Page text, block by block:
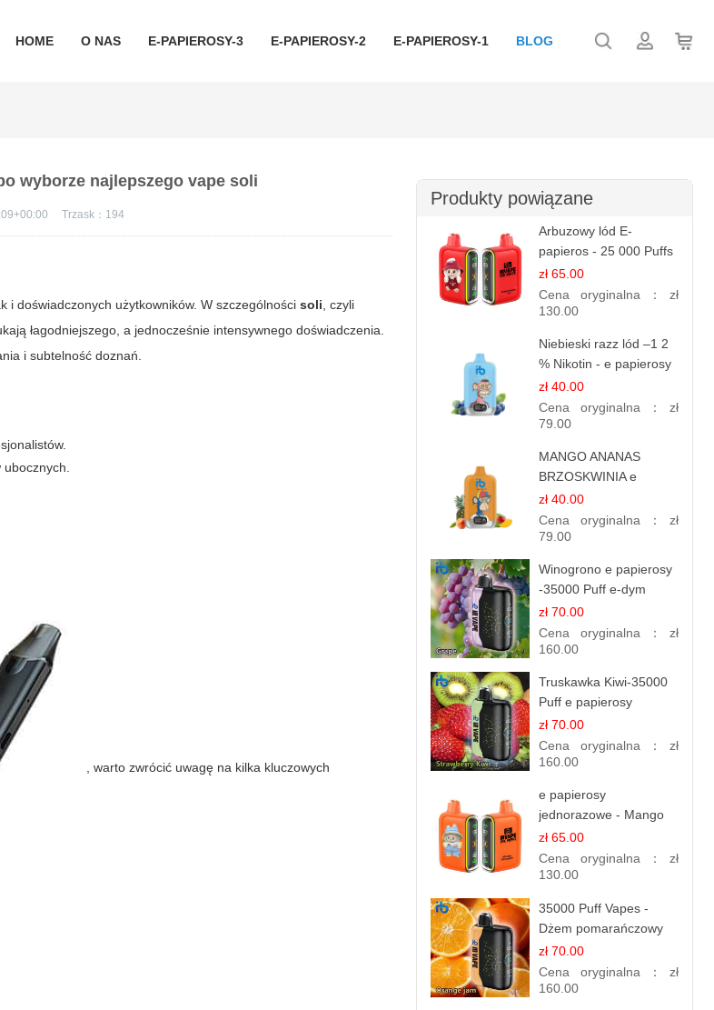
HOME O NAS E-PAPIEROSY-3 E-PAPIEROSY-2 E-PAPIEROSY-1 BLOG
wyborze najlepszego vape soli
Trzask： 194
i doświadczonych użytkowników. W szczególnościsoli , czyli
łagodniejszego, a jednocześnie intensywnego doświadczenia.
i subtelność doznań.
, warto zwrócić uwagę na kilka kluczowych
Produkty powiązane
Arbuzowy lód E-
papieros - 25 000 Puffs
zł 65.00
Cena oryginalna： zł
130.00
Niebieski razz lód –1 2
% Nikotin - e papierosy
jednorazowe
zł 40.00
Cena oryginalna： zł
79.00
MANGO ANANAS
BRZOSKWINIA e
papierosy – 12.000
zaciągnięć
zł 40.00
Cena oryginalna： zł
79.00
Winogrono e papierosy
-35000 Puff e-dym
zł 70.00
Cena oryginalna： zł
160.00
Truskawka Kiwi-35000
Puff e papierosy
(Ibvape Bar)
zł 70.00
Cena oryginalna： zł
160.00
e papierosy
jednorazowe - Mango
Ananas – 25,000 Puffs
zł 65.00
Cena oryginalna： zł
130.00
35000 Puff Vapes -
Dżem pomarańczowy
zł 70.00
Cena oryginalna： zł
160.00